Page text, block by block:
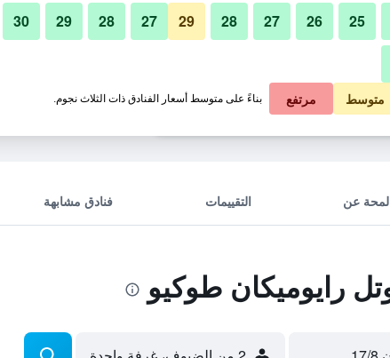
453 ﷼ عرض الصفقة صور لـ هوتل رايوميكان طوكيو
لمحة عن التقييمات فنادق مشابهة
رايوميكان طوكيو
25
26
27
28
29
27
28
29
30
متوسط مرتفع بناءً على متوسط أسعار الفنادق ذات الثلاث نجوم.